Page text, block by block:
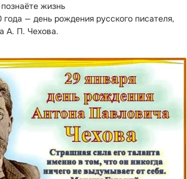
жизнь
года — день рождения русского писателя,
А. П. Чехова.